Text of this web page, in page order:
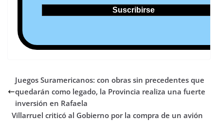
Juegos Suramericanos: con obras sin precedentes que
quedarán como legado, la Provincia realiza una fuerte
inversión en Rafaela
Villarruel criticó al Gobierno por la compra de un avión